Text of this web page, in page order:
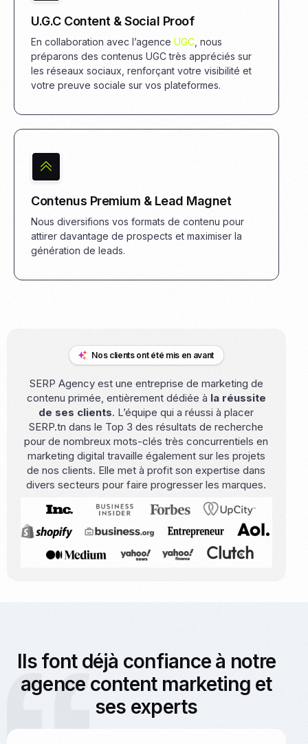
U.G.C Content & Social Proof
En collaboration avec l’agence UGC , nous
préparons des contenus UGC très appréciés sur
les réseaux sociaux, renforçant votre visibilité et
votre preuve sociale sur vos plateformes.
Contenus Premium & Lead Magnet
Nous diversifions vos formats de contenu pour
attirer davantage de prospects et maximiser la
génération de leads.
Nos clients ont été mis en avant
SERP Agency est une entreprise de marketing de
contenu primée, entièrement dédiée à la réussite
de ses clients. L’équipe qui a réussi à placer
SERP.tn dans le Top 3 des résultats de recherche
pour de nombreux mots-clés très concurrentiels en
marketing digital travaille également sur les projets
de nos clients. Elle met à profit son expertise dans
divers secteurs pour faire progresser les marques.
Ils font déjà confiance à notre
agence content marketing et
ses experts